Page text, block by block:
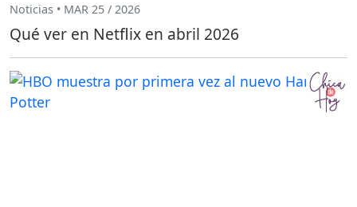
Noticias • MAR 25 / 2026
Qué ver en Netflix en abril 2026